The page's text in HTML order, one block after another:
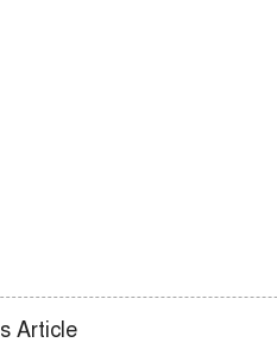
Article